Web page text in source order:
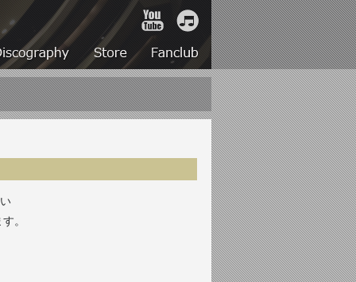
iTunes
YouTube
Discography
Store Fanclub
。